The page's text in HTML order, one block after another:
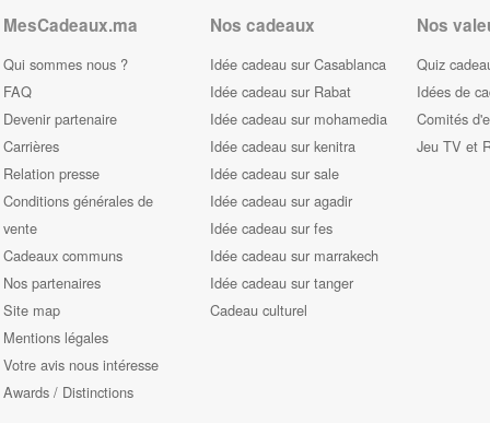
MesCadeaux.ma
Qui sommes nous ?
FAQ
Devenir partenaire
Carrières
Relation presse
Conditions générales de
vente
Cadeaux communs
Nos partenaires
Site map
Mentions légales
Votre avis nous intéresse
Awards / Distinctions
Nos cadeaux
Idée cadeau sur Casablanca
Idée cadeau sur Rabat
Idée cadeau sur mohamedia
Idée cadeau sur kenitra
Idée cadeau sur sale
Idée cadeau sur agadir
Idée cadeau sur fes
Idée cadeau sur marrakech
Idée cadeau sur tanger
Cadeau culturel
Nos
Quiz
Idées de
Comités
Jeu TV et